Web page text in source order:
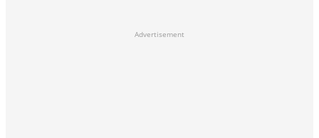
Advertisement